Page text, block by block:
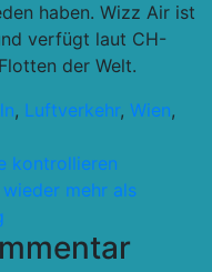
haben. Wizz Air ist
verfügt laut CH-
der Welt.
, Luftverkehr, Wien,
kontrollieren
mehr als